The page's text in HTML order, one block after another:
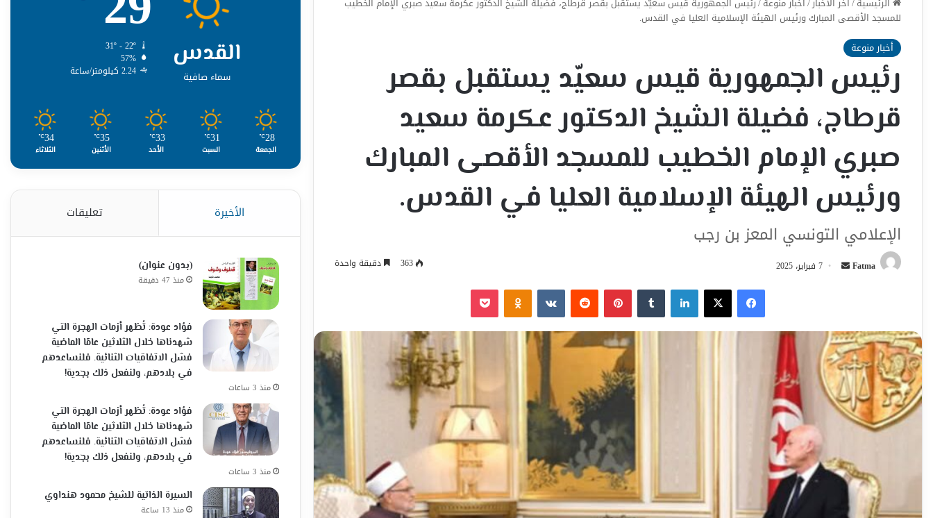
للمسجد الأقصى المبارك ورئيس الهيئة الإسلامية العليا في القدس.
أخبار منوعة
رئيس الجمهورية قيس سعيّد يستقبل بقصر
قرطاج، فضيلة الشيخ الدكتور عكرمة سعيد
صبري الإمام الخطيب للمسجد الأقصى المبارك
ورئيس الهيئة الإسلامية العليا في القدس.
الإعلامي التونسي المعز بن رجب
Fatma
أرسل 7 فبراير، 2025 363 دقيقة واحدة
فيسبوك‫X لينكدإن بينتيريست Odnoklassniki
‫Pocket
القدس
سماء صافية
31º - 22º
57%
2.24 كيلومتر/ساعة
28
℃
الجمعة
31
℃
السبت
33
℃
الأحد
35
℃
الأثنين
34
℃
الثلاثاء
الأخيرة تعليقات
(بدون عنوان)
منذ 47 دقيقة
فؤاد عودة: تُظهر أزمات الهجرة التي
شهدناها خلال الثلاثين عامًا الماضية
فشل الاتفاقيات الثنائية. فلنساعدهم
في بلادهم، ولنفعل ذلك بجدية!
منذ 3 ساعات
فؤاد عودة: تُظهر أزمات الهجرة التي
شهدناها خلال الثلاثين عامًا الماضية
فشل الاتفاقيات الثنائية. فلنساعدهم
في بلادهم، ولنفعل ذلك بجدية!
منذ 3 ساعات
السيرة الذاتية للشيخ محمود هنداوي
منذ 13 ساعة